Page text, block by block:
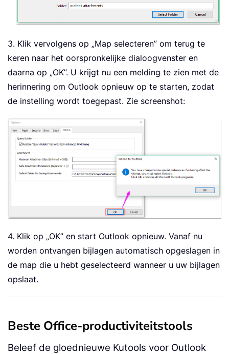
3. Klik vervolgens op „Map selecteren” om terug te
keren naar het oorspronkelijke dialoogvenster en
daarna op „OK”. U krijgt nu een melding te zien met de
herinnering om Outlook opnieuw op te starten, zodat
de instelling wordt toegepast. Zie screenshot:
4. Klik op „OK” en start Outlook opnieuw. Vanaf nu
worden ontvangen bijlagen automatisch opgeslagen in
de map die u hebt geselecteerd wanneer u uw bijlagen
opslaat.
Beste Office-productiviteitstools
Beleef de gloednieuwe Kutools voor Outlook